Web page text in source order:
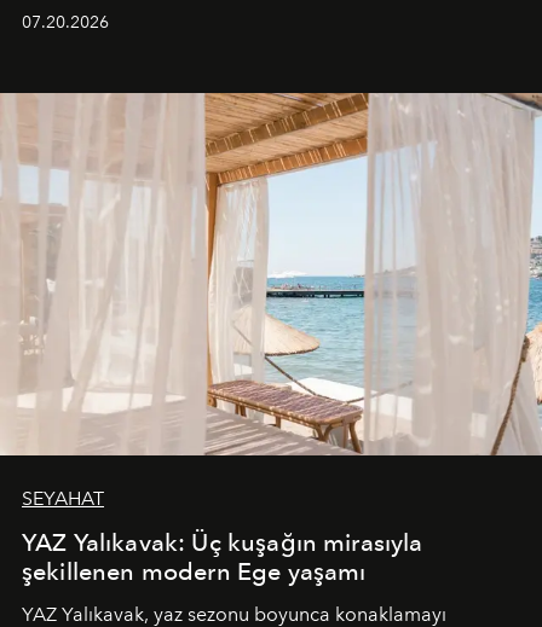
07.20.2026
SEYAHAT
YAZ Yalıkavak: Üç kuşağın mirasıyla
şekillenen modern Ege yaşamı
YAZ Yalıkavak, yaz sezonu boyunca konaklamayı